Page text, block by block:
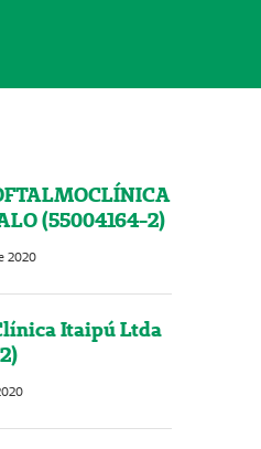
(55004164-2)
2020
Itaipú Ltda